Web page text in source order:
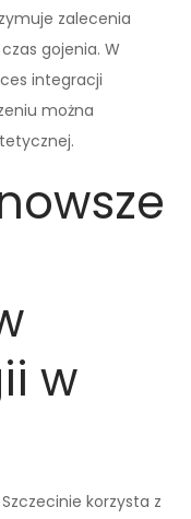
zalecenia
gojenia. W
integracji
można
w
korzysta z